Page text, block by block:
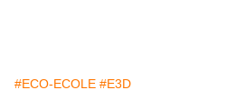
#ECO-ECOLE #E3D